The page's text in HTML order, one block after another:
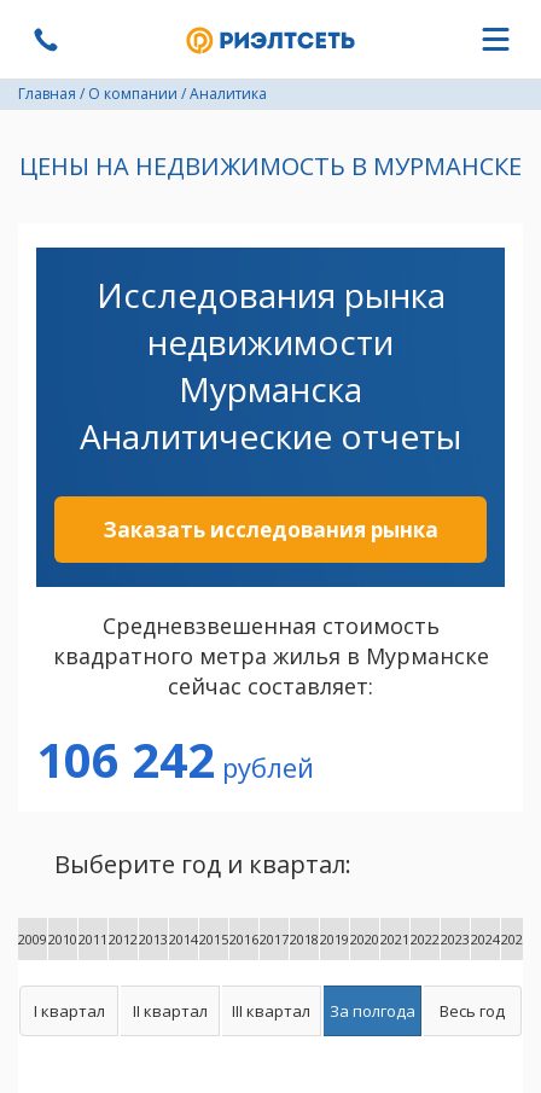
Главная / О компании /Аналитика
ЦЕНЫ НА НЕДВИЖИМОСТЬ В МУРМАНСКЕ
Исследования рынка
недвижимости
Мурманска
Аналитические отчеты
Заказать исследования рынка
Средневзвешенная стоимость
квадратного метра жилья в Мурманске
сейчас составляет:
106 242 рублей
Выберите год и квартал:
200920102011 2012201320142015201620172018201920202021 2022202320242025
I квартал II квартал III квартал За полгода Весь год